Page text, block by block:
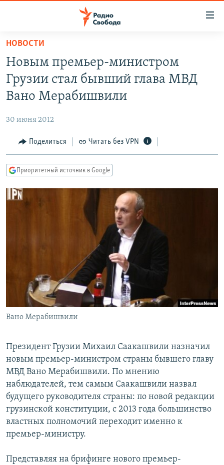
упрощенного
доступа
Вернуться
основному
Вернутся
Вернутся
поиску
АВТОРСКИЕ ПРОЕКТЫ
МНЕНИЯ
КУЛЬТУРА
КАВКАЗ.РЕАЛИИ
СЕВЕР.РЕАЛИИ
РАСПИСАНИЕ ВЕЩАНИЯ
ПОДПИШИТЕСЬ НА РАССЫЛКУ
СОЦИАЛЬНЫЕ СЕТИ
Все сайты РСЕ/РС
НОВОСТИ
Новым премьер-министром
Грузии стал бывший глава МВД
Вано Мерабишвили
30 июня 2012
Поделиться Читать без VPN
Приоритетный источник в Google
Вано Мерабишвили
Президент Грузии Михаил Саакашвили назначил
новым премьер-министром страны бывшего главу
МВД Вано Мерабишвили. По мнению
наблюдателей, тем самым Саакашвили назвал
будущего руководителя страны: по новой редакции
грузинской конституции, с 2013 года большинство
властных полномочий переходит именно к
премьер-министру.
Представляя на брифинге нового премьер-